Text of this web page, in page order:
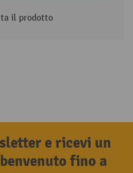
il prodotto
e ricevi un
fino a